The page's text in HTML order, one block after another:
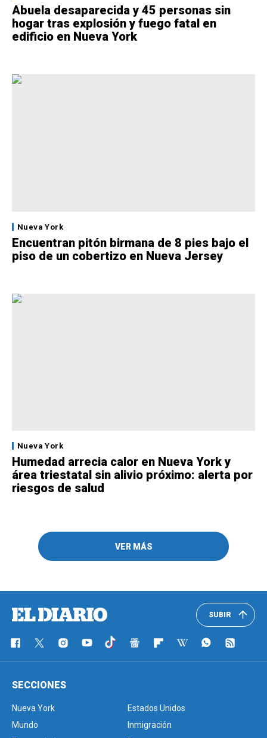
Abuela desaparecida y 45 personas sin
hogar tras explosión y fuego fatal en
edificio en Nueva York
Nueva York
Encuentran pitón birmana de 8 pies bajo el
piso de un cobertizo en Nueva Jersey
Nueva York
Humedad arrecia calor en Nueva York y
área triestatal sin alivio próximo: alerta por
riesgos de salud
VER MÁS
SUBIR
SECCIONES
Nueva York
Estados Unidos
Mundo
Inmigración